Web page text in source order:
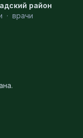
район
· врачи